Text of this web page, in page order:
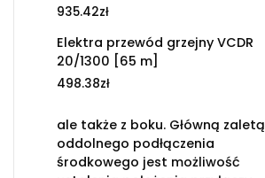
935.42zł
Elektra przewód grzejny VCDR
20/1300 [65 m]
498.38zł
ale także z boku. Główną zaletą
oddolnego podłączenia
środkowego jest możliwość